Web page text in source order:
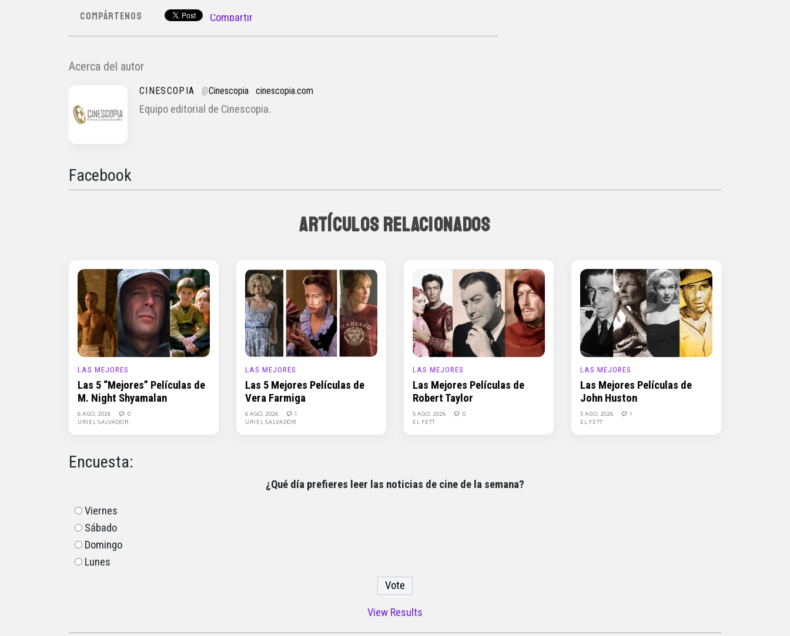
COMPÁRTENOS Compartir
Acerca del autor
CINESCOPIA @Cinescopia cinescopia.com
Equipo editorial de Cinescopia.
Facebook
ARTÍCULOS RELACIONADOS
LAS MEJORES
Las 5 “Mejores” Películas de
M. Night Shyamalan
6 AGO, 2026
0
URIEL SALVADOR
LAS MEJORES
Las 5 Mejores Películas de
Vera Farmiga
6 AGO, 2026
1
URIEL SALVADOR
LAS MEJORES
Las Mejores Películas de
Robert Taylor
5 AGO, 2026
0
EL FETT
LAS MEJORES
Las Mejores Películas de
John Huston
5 AGO, 2026
1
EL FETT
Encuesta:
¿Qué día prefieres leer las noticias de cine de la semana?
Viernes
Sábado
Domingo
Lunes
View Results